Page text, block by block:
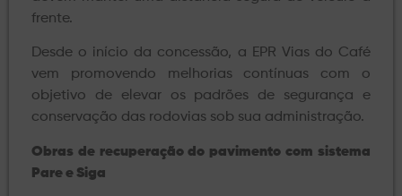
frente.
Desde o início da concessão, a EPR Vias do Café
vem promovendo melhorias contínuas com o
objetivo de elevar os padrões de segurança e
conservação das rodovias sob sua administração.
Obras de recuperação do pavimento com sistema
Pare e Siga